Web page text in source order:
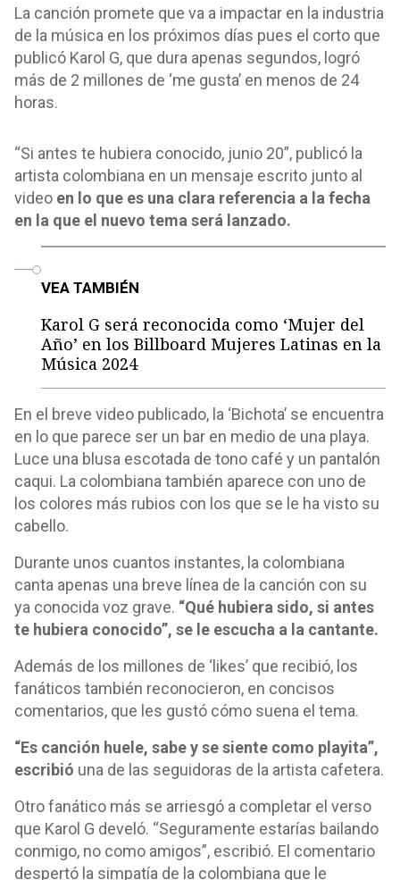
La canción promete que va a impactar en la industria
de la música en los próximos días pues el corto que
publicó Karol G, que dura apenas segundos, logró
más de 2 millones de ‘me gusta’ en menos de 24
horas.
“Si antes te hubiera conocido, junio 20”, publicó la
artista colombiana en un mensaje escrito junto al
video en lo que es una clara referencia a la fecha
en la que el nuevo tema será lanzado.
VEA TAMBIÉN
Karol G será reconocida como ‘Mujer del
Año’ en los Billboard Mujeres Latinas en la
Música 2024
En el breve video publicado, la ‘Bichota’ se encuentra
en lo que parece ser un bar en medio de una playa.
Luce una blusa escotada de tono café y un pantalón
caqui. La colombiana también aparece con uno de
los colores más rubios con los que se le ha visto su
cabello.
Durante unos cuantos instantes, la colombiana
canta apenas una breve línea de la canción con su
ya conocida voz grave. “Qué hubiera sido, si antes
te hubiera conocido”, se le escucha a la cantante.
Además de los millones de ‘likes’ que recibió, los
fanáticos también reconocieron, en concisos
comentarios, que les gustó cómo suena el tema.
“Es canción huele, sabe y se siente como playita”,
escribió una de las seguidoras de la artista cafetera.
Otro fanático más se arriesgó a completar el verso
que Karol G develó. “Seguramente estarías bailando
conmigo, no como amigos”, escribió. El comentario
despertó la simpatía de la colombiana que le